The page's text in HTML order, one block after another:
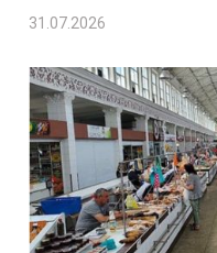
31.07.2026